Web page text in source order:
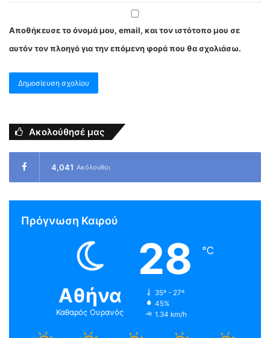
Αποθήκευσε το όνομά μου, email, και τον ιστότοπο μου σε
αυτόν τον πλοηγό για την επόμενη φορά που θα σχολιάσω.
Ακολούθησέ μας
4,041 Ακόλουθοι
Πρόγνωση Καιρού
Αθήνα
Καθαρός Ουρανός
28 ℃
35º - 27º
45%
1.34 km/h